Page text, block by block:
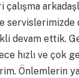
servislerimizde
devam ettik.
hızlı ve çok
Önlemlerin